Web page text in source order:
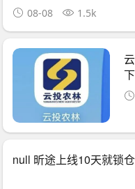
08-08 1.5k
了
null 昕途上线10天就锁